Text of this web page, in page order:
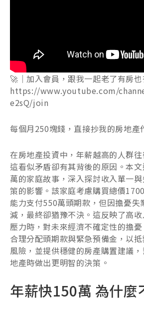
🚀｜加入會員，跟我一起老了有房也
https://www.youtube.com/
e2sQ/join
每個月250塊錢，直接抄我的房地產
在房地產投資中，年薪越高的人群往
這看似矛盾卻有其背後的原因。本
萬的家庭故事，深入探討收入單一
策的影響。該家庭考慮購買總價
能力支付550萬頭期款，但因擔憂失
減，最終卻猶豫不決。這反映了高
壓力時，對未來經濟不確定性的擔
合理分配頭期款與緊急預備金，以
風險，並提供穩健的房產購置建議
地產時做出更明智的決策。
年薪快150萬 為什麼